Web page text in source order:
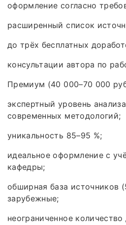
оформление согласно
расширенный список
до трёх бесплатных
консультации автора по
Премиум (40 000–70 000
экспертный уровень
современных методологий;
уникальность 85–95 %;
идеальное оформление с
кафедры;
обширная база источников
зарубежные;
неограниченное